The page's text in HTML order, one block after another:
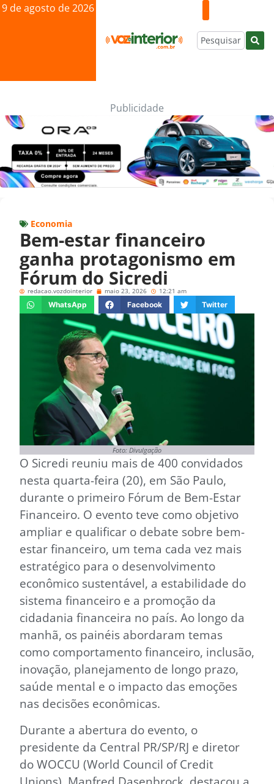
9 de agosto de 2026
Publicidade
Economia
Bem-estar financeiro
ganha protagonismo em
Fórum do Sicredi
redacao.vozdointerior maio 23, 2026 12:21 am
WhatsApp Facebook Twitter
Foto: Divulgação
O Sicredi reuniu mais de 400 convidados
nesta quarta-feira (20), em São Paulo,
durante o primeiro Fórum de Bem-Estar
Financeiro. O evento teve como objetivo
ampliar e qualificar o debate sobre bem-
estar financeiro, um tema cada vez mais
estratégico para o desenvolvimento
econômico sustentável, a estabilidade do
sistema financeiro e a promoção da
cidadania financeira no país. Ao longo da
manhã, os painéis abordaram temas
como comportamento financeiro, inclusão,
inovação, planejamento de longo prazo,
saúde mental e o impacto das emoções
nas decisões econômicas.
Durante a abertura do evento, o
presidente da Central PR/SP/RJ e diretor
do WOCCU (World Council of Credit